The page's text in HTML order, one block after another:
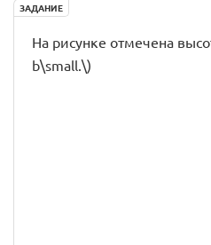
ЗАДАНИЕ
На рисунке отмечена
b\small.\)